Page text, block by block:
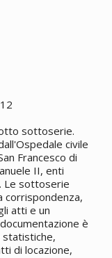
sottoserie.
civile
Francesco di
II, enti
Le sottoserie
atti e un
è
statistiche,
di locazione,